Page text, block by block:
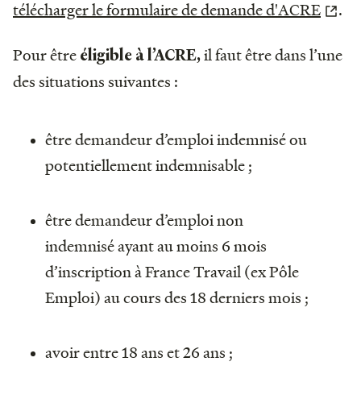
télécharger le formulaire de demande d'ACRE
.
Pour être éligible à l’ACRE,il faut être dans l’une
des situations suivantes :
être demandeur d’emploi indemnisé ou
potentiellement indemnisable ;
être demandeur d’emploi non
indemnisé ayant au moins 6 mois
d’inscription à France Travail (ex Pôle
Emploi) au cours des 18 derniers mois ;
avoir entre 18 ans et 26 ans ;